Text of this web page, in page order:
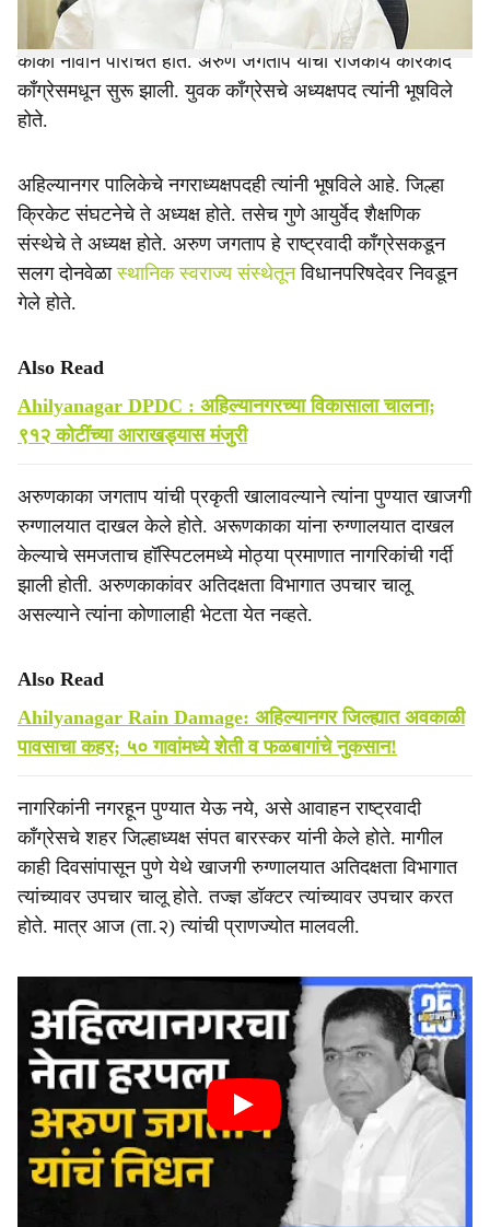
अरुण जगताप हे अहिल्यानगरच्या राजकारण आणि समाजकारणात
काका नावाने परिचित होते. अरुण जगताप यांची राजकीय कारकीर्द
काँग्रेसमधून सुरू झाली. युवक काँग्रेसचे अध्यक्षपद त्यांनी भूषविले
होते.
अहिल्यानगर पालिकेचे नगराध्यक्षपदही त्यांनी भूषविले आहे. जिल्हा
क्रिकेट संघटनेचे ते अध्यक्ष होते. तसेच गुणे आयुर्वेद शैक्षणिक
संस्थेचे ते अध्यक्ष होते. अरुण जगताप हे राष्ट्रवादी काँग्रेसकडून
सलग दोनवेळास्थानिक स्वराज्य संस्थेतूनविधानपरिषदेवर निवडून
गेले होते.
Also Read
Ahilyanagar DPDC : अहिल्यानगरच्या विकासाला चालना;
९१२ कोटींच्या आराखड्यास मंजुरी
अरुणकाका जगताप यांची प्रकृती खालावल्याने त्यांना पुण्यात खाजगी
रुग्णालयात दाखल केले होते. अरूणकाका यांना रुग्णालयात दाखल
केल्याचे समजताच हॉस्पिटलमध्ये मोठ्या प्रमाणात नागरिकांची गर्दी
झाली होती. अरुणकाकांवर अतिदक्षता विभागात उपचार चालू
असल्याने त्यांना कोणालाही भेटता येत नव्हते.
Also Read
Ahilyanagar Rain Damage: अहिल्यानगर जिल्ह्यात अवकाळी
पावसाचा कहर; ५० गावांमध्ये शेती व फळबागांचे नुकसान!
नागरिकांनी नगरहून पुण्यात येऊ नये, असे आवाहन राष्ट्रवादी
काँग्रेसचे शहर जिल्हाध्यक्ष संपत बारस्कर यांनी केले होते. मागील
काही दिवसांपासून पुणे येथे खाजगी रुग्णालयात अतिदक्षता विभागात
त्यांच्यावर उपचार चालू होते. तज्ज्ञ डॉक्टर त्यांच्यावर उपचार करत
होते. मात्र आज (ता.२) त्यांची प्राणज्योत मालवली.